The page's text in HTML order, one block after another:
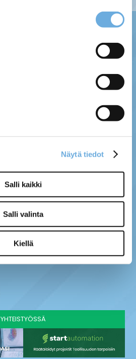
Näytä tiedot
Salli kaikki
Salli valinta
Kiellä
SÄHKÖ-MÄNTYLÄ OY
info@sahko-mantyla.fi
06 231 4930
YHTEISTYÖSSÄ